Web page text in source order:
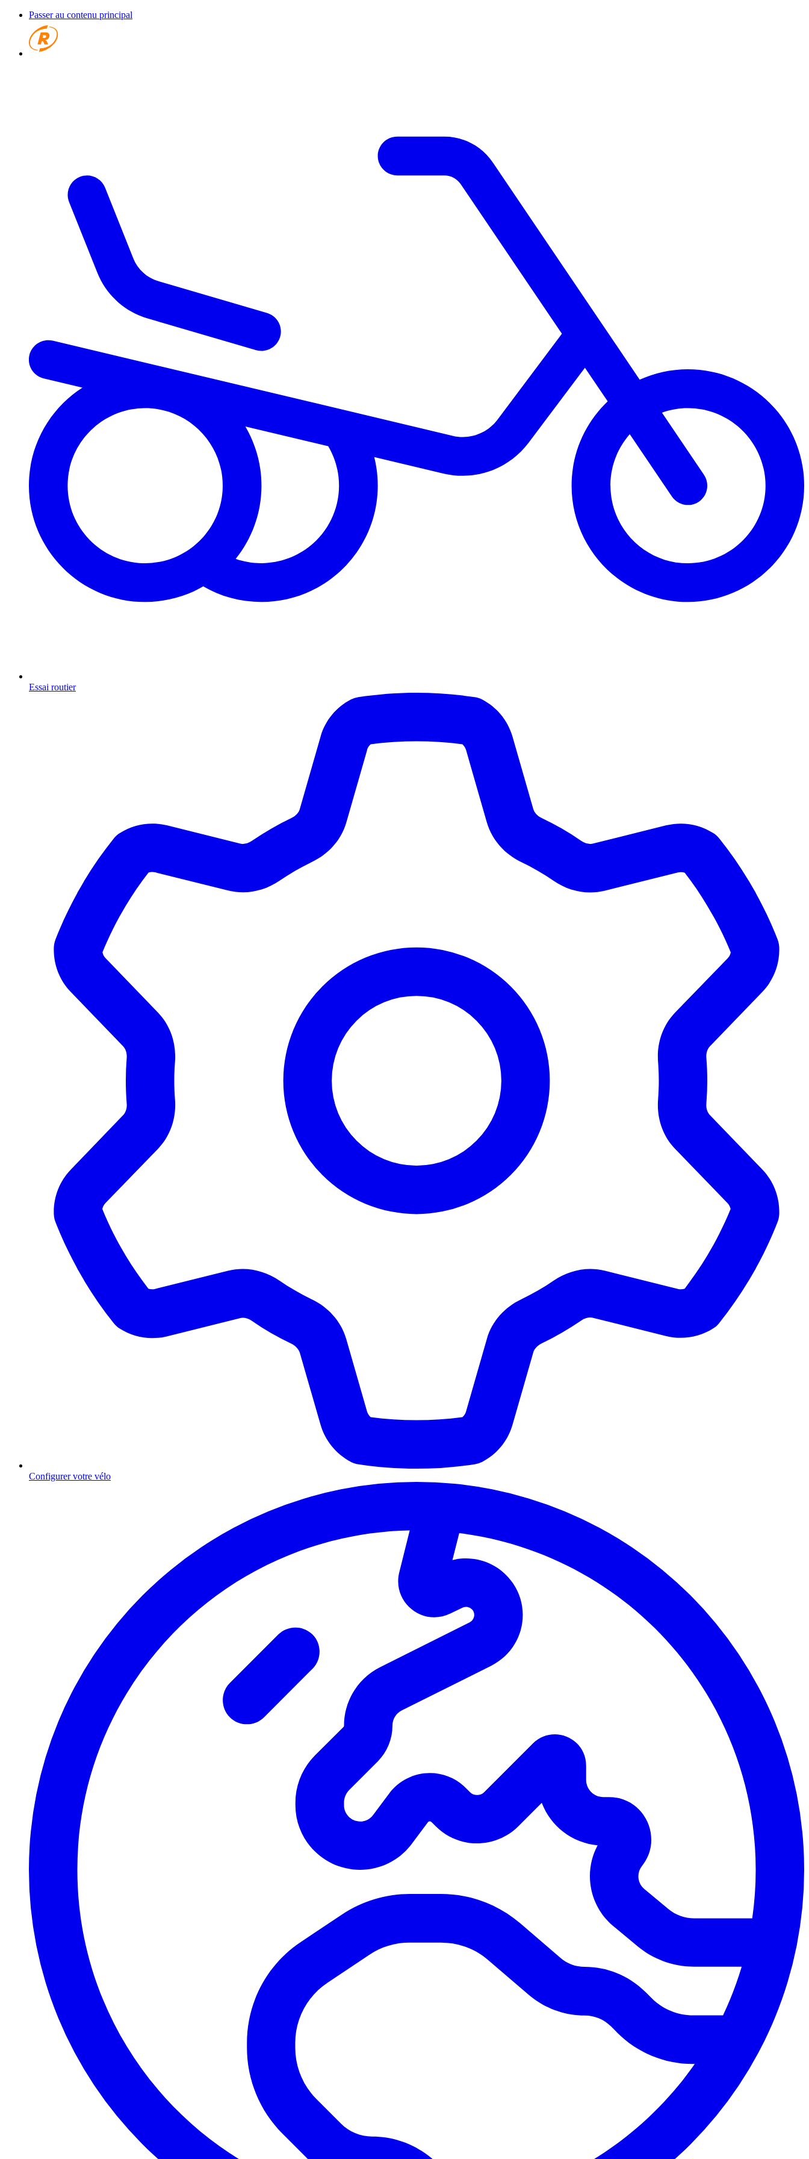
Passer au contenu principal
Essai routier
Configurer votre vélo